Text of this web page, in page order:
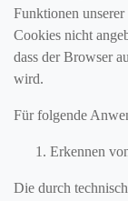
Funktionen
Cookies nicht
dass der Browser
wird.
Für folgende
Erkennen
Die durch